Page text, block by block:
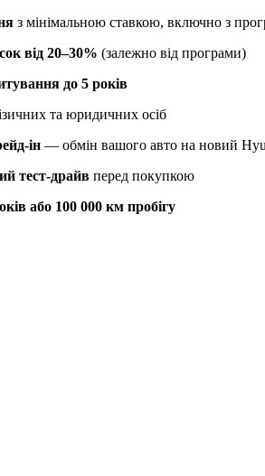
з мінімальною ставкою, включно з
від 20–30% (залежно від програми)
до 5 років
та юридичних осіб
ін — обмін вашого авто на новий
тест-драйв перед покупкою
або 100 000 км пробігу